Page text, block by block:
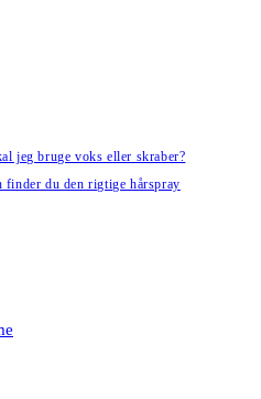
jeg bruge voks eller skraber?
finder du den rigtige hårspray